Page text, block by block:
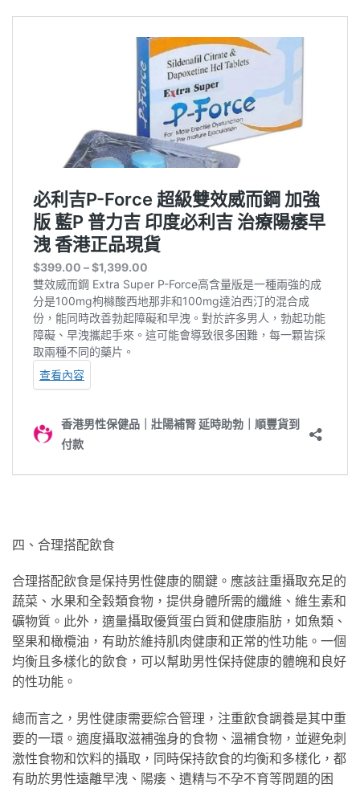
四、合理搭配飲食
合理搭配飲食是保持男性健康的關鍵。應該註重攝取充足的
蔬菜、水果和全穀類食物，提供身體所需的纖維、維生素和
礦物質。此外，適量攝取優質蛋白質和健康脂肪，如魚類、
堅果和橄欖油，有助於維持肌肉健康和正常的性功能。一個
均衡且多樣化的飲食，可以幫助男性保持健康的體魄和良好
的性功能。
總而言之，男性健康需要綜合管理，注重飲食調養是其中重
要的一環。適度攝取滋補強身的食物、溫補食物，並避免刺
激性食物和饮料的攝取，同時保持飲食的均衡和多樣化，都
有助於男性遠離早洩、陽痿、遺精与不孕不育等問題的困